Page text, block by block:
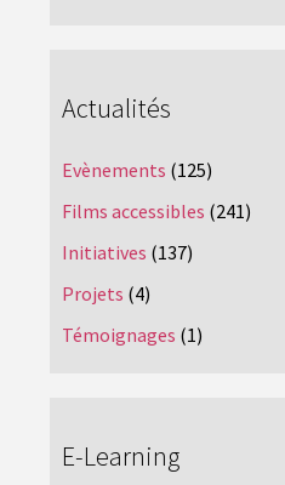
Actualités
Evènements (125)
Films accessibles (241)
Initiatives (137)
Projets (4)
Témoignages (1)
E-Learning